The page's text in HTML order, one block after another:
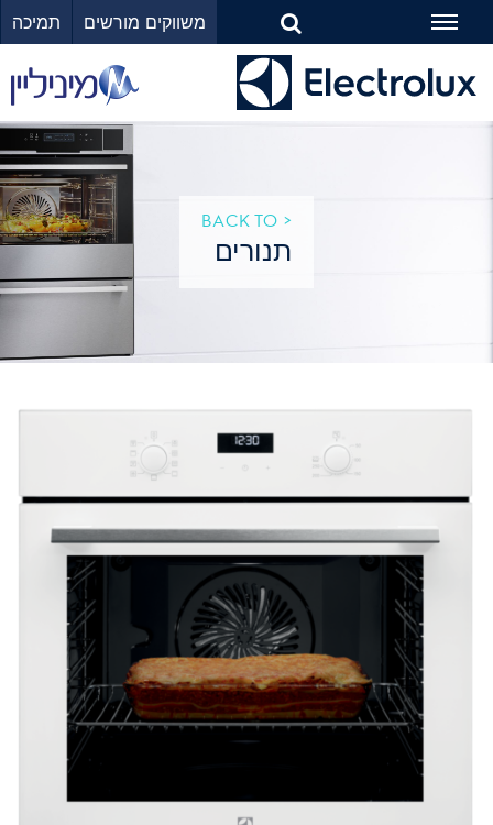
תמיכה משווקים מורשים
Toggle
navigation
< BACK TO
תנורים